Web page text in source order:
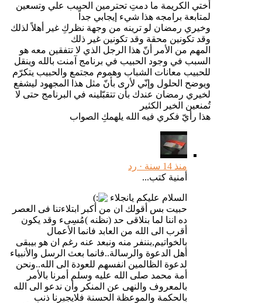
أختي الكريمة ما دمتِ تحترمين الحبيب علي وتسعين
لمتابعة برامجه هذا شيء إيجابي جداً
وخيري رمضان لو ترينه من وجهة نظركِ غير أهلاً لذلك
وقد تكونين محقة وقد تكونين غير ذلك
المهم من الأمر أنّ هذا الرجل الذي لا تتفقين معه هو
السبب في وجود الحبيب في برنامج آمنت بالله وينقل
للحبيب معانات الشباب وهموم مجتمع والحبيب يتكرّم
ويوضح الحلول وإنّي لأرى بأنّ مثل هذا المجهود ليشفع
لخيري رمضان عندك بأن تتقبّلينه في البرنامج حتى لا
تُمنعين الخير الكثير
هذا رأيّ فكري فيه الله يلهمكِ الصواب
رد
أمنية كتب...
السلام عليكم يانجلاء
حبيت بس أقولك ان من أكبر ابتلاءتنا فى العصر
ده اننا لما بنلاقى حد (نظنه )مُسِىء وقد يكون
أقرب الى الله من العابد فانما الأعمال
بالخواتيم,بننفر منه ونبعد عنه رغم ان هو بيبقى
أهل الدعوة والرسالة..فانما بعث الرسل والأنبياء
لدعوة الظالمين انفسهم للعودة الى الله..ونحن
أمة محمد صلى الله عليه وسلم أمرنا بالأمر
بالمعروف والنهى عن المنكر وأن ندعو الى الله
بالحكمة والموعظة الحسنة فلايجبرنا ذنب